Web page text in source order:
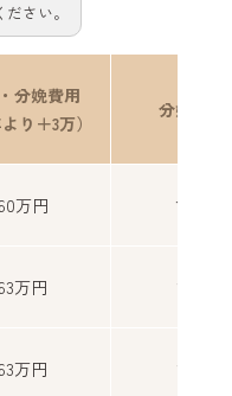
さい。
分娩費用
より＋3万）
分娩予約
万円 10万円
万円 11万円
万円 12万円